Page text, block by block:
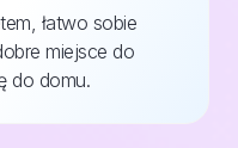
łatwo sobie
miejsce do
do domu.